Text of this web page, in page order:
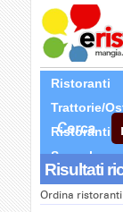
Ristoranti
Trattorie/
Ristoranti
Segnala un
Cerca
Risultati
Ordina